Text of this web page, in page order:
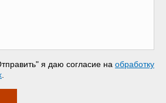
я даю согласие на обработку